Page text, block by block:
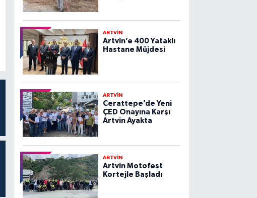
ARTVİN
Artvin’e 400 Yataklı
Hastane Müjdesi
ARTVİN
Cerattepe’de Yeni
ÇED Onayına Karşı
Artvin Ayakta
ARTVİN
Artvin Motofest
Kortejle Başladı